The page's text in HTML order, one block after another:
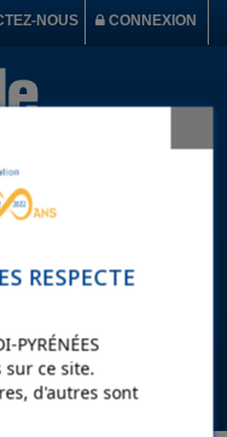
CONNEXION
NOUS
RESPECTE
PYRÉNÉES
sur ce site.
d'autres sont